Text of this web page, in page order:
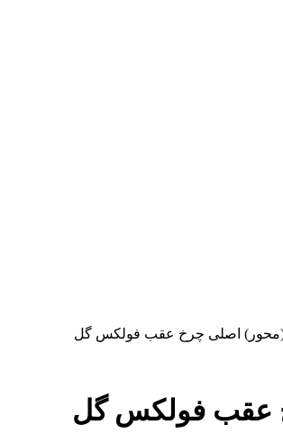
اصلی چرخ عقب فولکس گل
عقب فولکس گل